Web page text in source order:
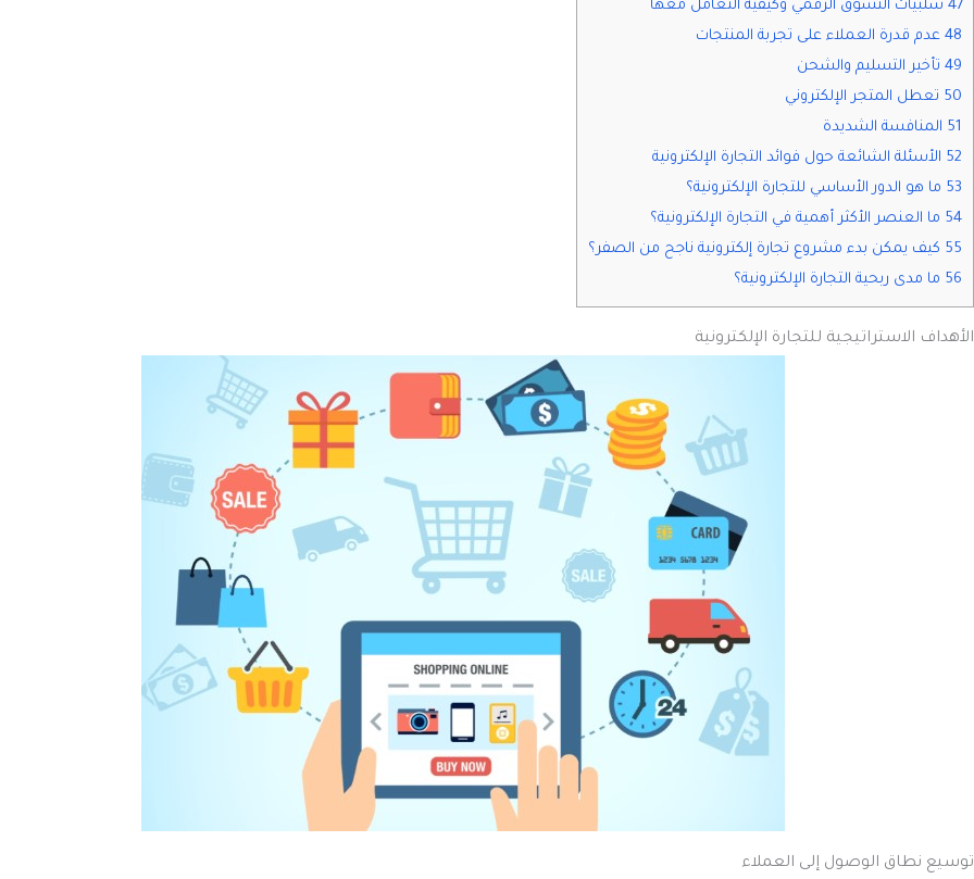
47 سلبيات التسوق الرقمي وكيفية التعامل معها
48 عدم قدرة العملاء على تجربة المنتجات
49 تأخير التسليم والشحن
50 تعطل المتجر الإلكتروني
51 المنافسة الشديدة
52 الأسئلة الشائعة حول فوائد التجارة الإلكترونية
53 ما هو الدور الأساسي للتجارة الإلكترونية؟
54 ما العنصر الأكثر أهمية في التجارة الإلكترونية؟
55 كيف يمكن بدء مشروع تجارة إلكترونية ناجح من الصفر؟
56 ما مدى ربحية التجارة الإلكترونية؟
الأهداف الاستراتيجية للتجارة الإلكترونية
توسيع نطاق الوصول إلى العملاء